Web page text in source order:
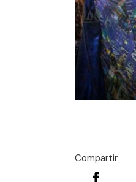
Compartir